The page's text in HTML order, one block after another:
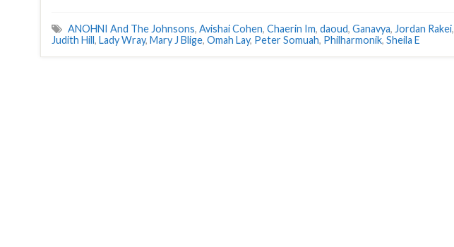
ANOHNI And The Johnsons, Avishai Cohen, Chaerin Im, daoud, Ganavya, Jordan Rakei,
Judith Hill, Lady Wray, Mary J Blige, Omah Lay, Peter Somuah, Philharmonik, Sheila E